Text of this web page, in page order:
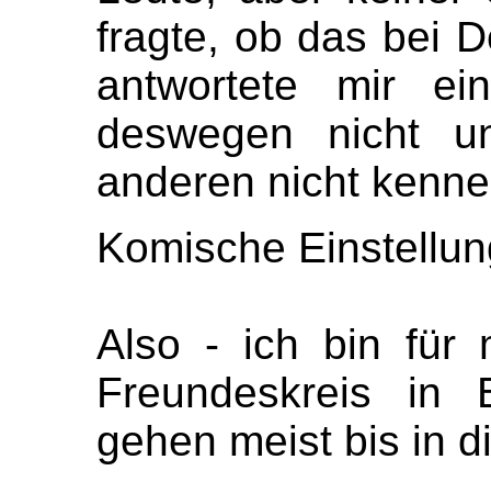
fragte, ob das bei
antwortete mir
deswegen nicht
anderen nicht
Komische
Also - ich bin für
Freundeskreis in
gehen meist bis in